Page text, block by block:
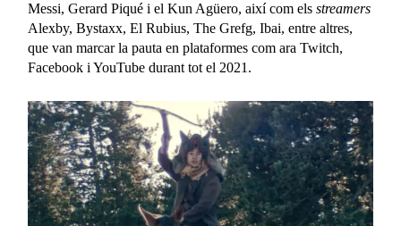
Messi, Gerard Piqué i el Kun Agüero, així com elsstreamers
Alexby, Bystaxx, El Rubius, The Grefg, Ibai, entre altres,
que van marcar la pauta en plataformes com ara Twitch,
Facebook i YouTube durant tot el 2021.